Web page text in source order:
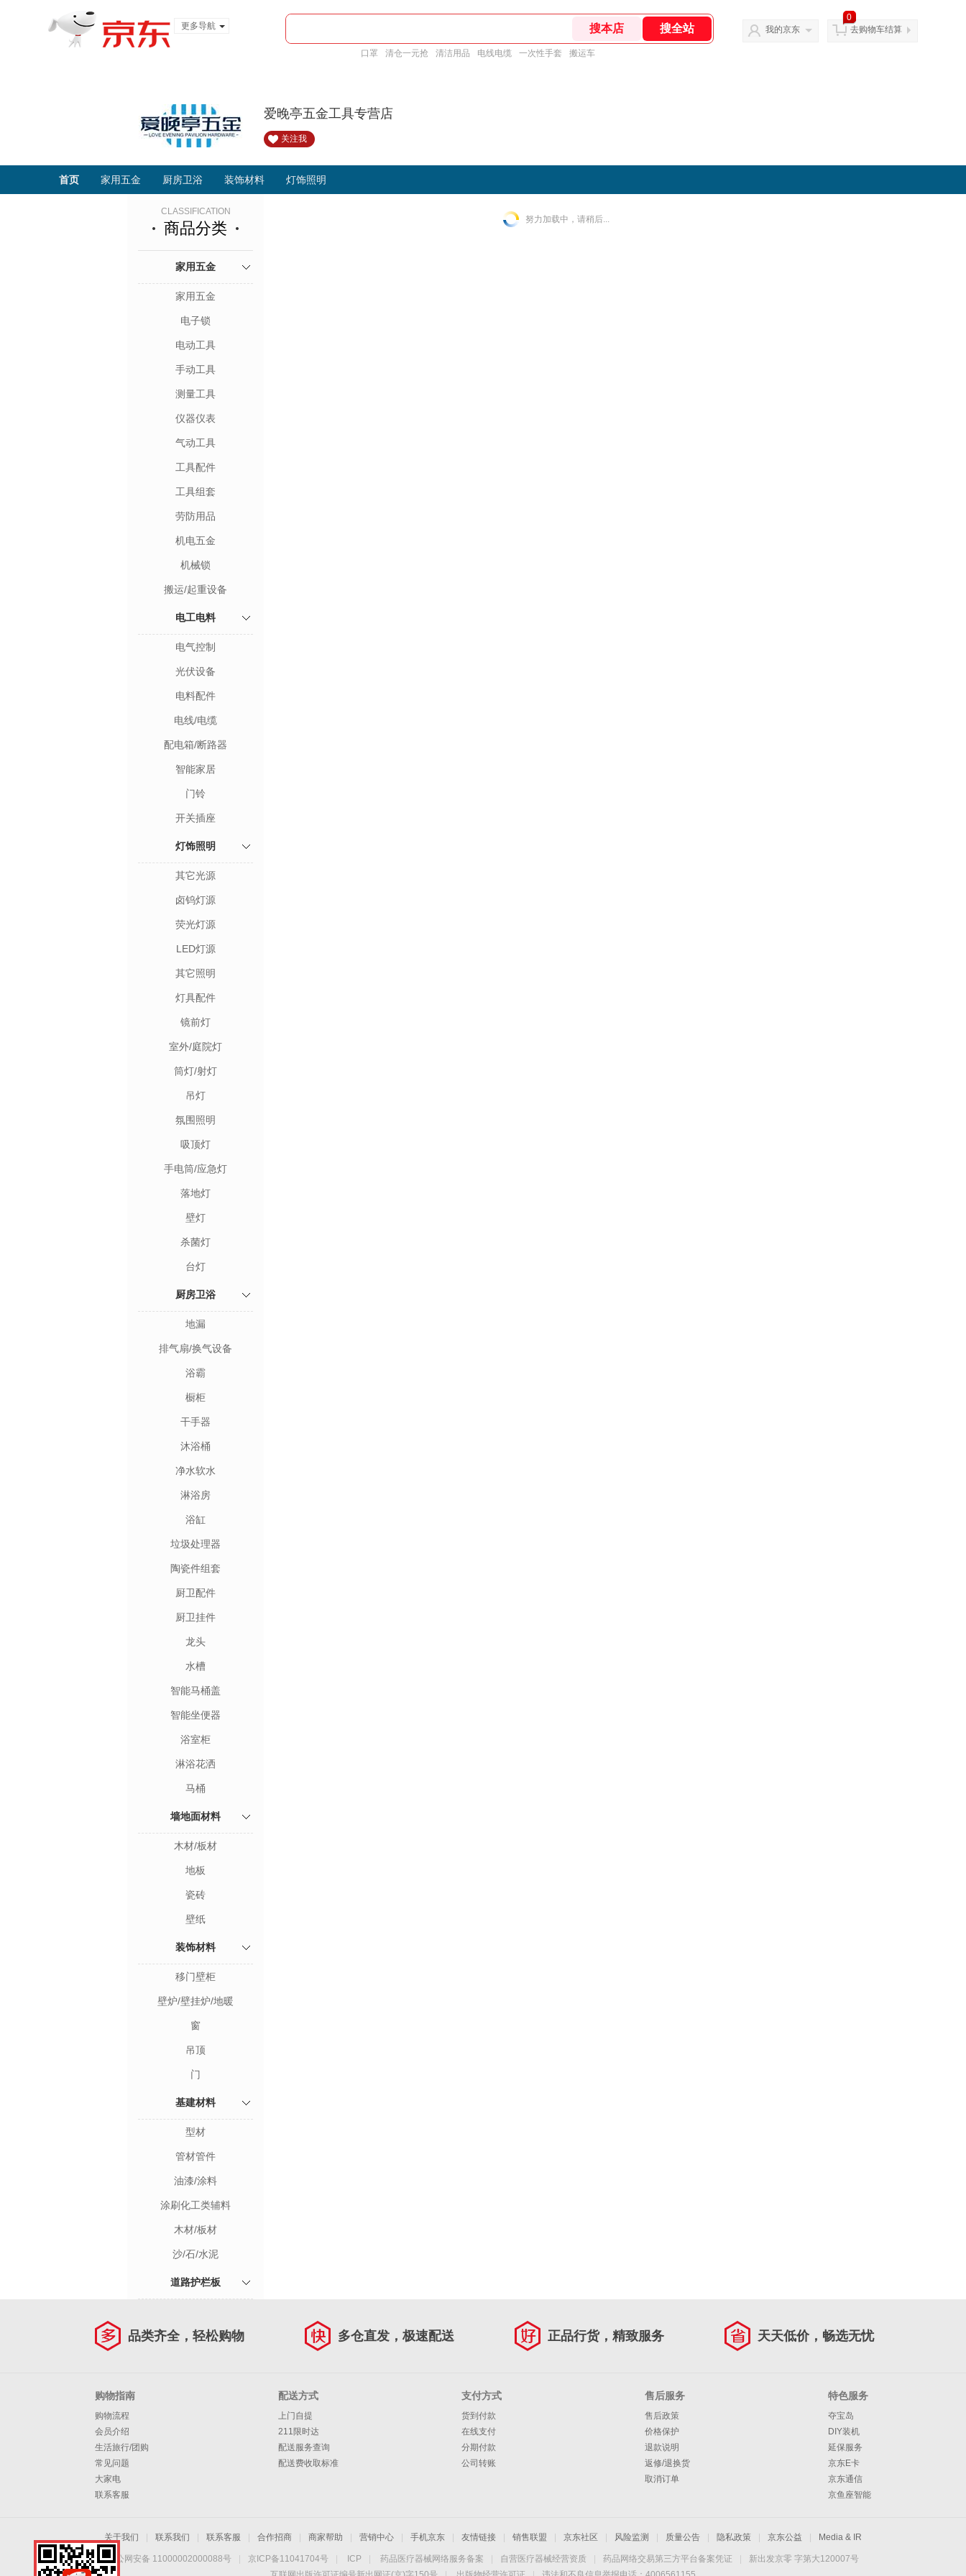
更多导航
口罩 清仓一元抢 清洁用品 电线电缆 一次性手套 搬运车
我的京东
0
去购物车结算
爱晚亭五金工具专营店
关注我
首页 家用五金 厨房卫浴 装饰材料 灯饰照明
CLASSIFICATION
商品分类
家用五金
家用五金
电子锁
电动工具
手动工具
测量工具
仪器仪表
气动工具
工具配件
工具组套
劳防用品
机电五金
机械锁
搬运/起重设备
电工电料
电气控制
光伏设备
电料配件
电线/电缆
配电箱/断路器
智能家居
门铃
开关插座
灯饰照明
其它光源
卤钨灯源
荧光灯源
LED灯源
其它照明
灯具配件
镜前灯
室外/庭院灯
筒灯/射灯
吊灯
氛围照明
吸顶灯
手电筒/应急灯
落地灯
壁灯
杀菌灯
台灯
厨房卫浴
地漏
排气扇/换气设备
浴霸
橱柜
干手器
沐浴桶
净水软水
淋浴房
浴缸
垃圾处理器
陶瓷件组套
厨卫配件
厨卫挂件
龙头
水槽
智能马桶盖
智能坐便器
浴室柜
淋浴花洒
马桶
墙地面材料
木材/板材
地板
瓷砖
壁纸
装饰材料
移门壁柜
壁炉/壁挂炉/地暖
窗
吊顶
门
基建材料
型材
管材管件
油漆/涂料
涂刷化工类辅料
木材/板材
沙/石/水泥
道路护栏板
努力加载中，请稍后...
品类齐全，轻松购物 多仓直发，极速配送 正品行货，精致服务 天天低价，畅选无忧
购物指南
购物流程
会员介绍
生活旅行/团购
常见问题
大家电
联系客服
配送方式
上门自提
211限时达
配送服务查询
配送费收取标准
支付方式
货到付款
在线支付
分期付款
公司转账
售后服务
售后政策
价格保护
退款说明
返修/退换货
取消订单
特色服务
夺宝岛
DIY装机
延保服务
京东E卡
京东通信
京鱼座智能
关于我们 联系我们 联系客服 合作招商 商家帮助 营销中心 手机京东 友情链接 销售联盟 京东社区 风险监测 质量公告 隐私政策 京东公益 Media & IR
京公网安备 11000002000088号 京ICP备11041704号 ICP 药品医疗器械网络服务备案 自营医疗器械经营资质 药品网络交易第三方平台备案凭证
新出发京零 字第大120007号